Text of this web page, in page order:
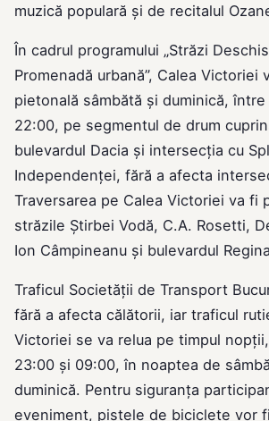
muzică populară și de recitalul
În cadrul programului „Străzi
Promenadă urbană”, Calea Victoriei
pietonală sâmbătă și duminică,
22:00, pe segmentul de drum
bulevardul Dacia și intersecția cu
Independenței, fără a afecta
Traversarea pe Calea Victoriei va fi
străzile Ştirbei Vodă, C.A. Rosetti,
Ion Câmpineanu și bulevardul
Traficul Societăţii de Transport
fără a afecta călătorii, iar traficul
Victoriei se va relua pe timpul
23:00 și 09:00, în noaptea de
duminică. Pentru siguranţa
eveniment, pistele de biciclete vor